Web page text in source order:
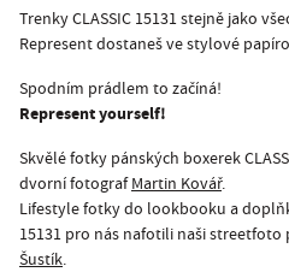
Trenky CLASSIC 15131 stejně jako
Represent dostaneš ve stylové
Spodním prádlem to začíná!
Represent yourself!
Skvělé fotky pánských boxerek
dvorní fotografMartin Kovář.
Lifestyle fotky do lookbooku a
15131 pro nás nafotili naši streetfoto
Šustík.